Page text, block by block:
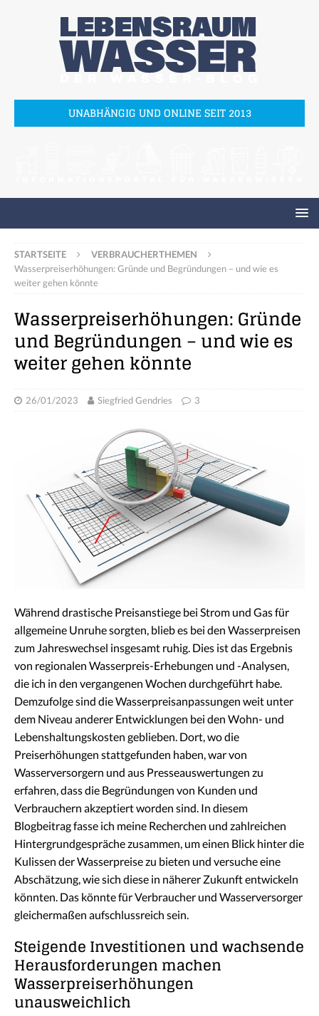
UNABHÄNGIG UND ONLINE SEIT 2013
STARTSEITE
VERBRAUCHERTHEMEN
Wasserpreiserhöhungen: Gründe und Begründungen – und wie es
weiter gehen könnte
Wasserpreiserhöhungen: Gründe
und Begründungen – und wie es
weiter gehen könnte
26/01/2023 Siegfried Gendries 3
Während drastische Preisanstiege bei Strom und Gas für
allgemeine Unruhe sorgten, blieb es bei den Wasserpreisen
zum Jahreswechsel insgesamt ruhig. Dies ist das Ergebnis
von regionalen Wasserpreis-Erhebungen und -Analysen,
die ich in den vergangenen Wochen durchgeführt habe.
Demzufolge sind die Wasserpreisanpassungen weit unter
dem Niveau anderer Entwicklungen bei den Wohn- und
Lebenshaltungskosten geblieben. Dort, wo die
Preiserhöhungen stattgefunden haben, war von
Wasserversorgern und aus Presseauswertungen zu
erfahren, dass die Begründungen von Kunden und
Verbrauchern akzeptiert worden sind. In diesem
Blogbeitrag fasse ich meine Recherchen und zahlreichen
Hintergrundgespräche zusammen, um einen Blick hinter die
Kulissen der Wasserpreise zu bieten und versuche eine
Abschätzung, wie sich diese in näherer Zukunft entwickeln
könnten. Das könnte für Verbraucher und Wasserversorger
gleichermaßen aufschlussreich sein.
Steigende Investitionen und wachsende
Herausforderungen machen
Wasserpreiserhöhungen
unausweichlich